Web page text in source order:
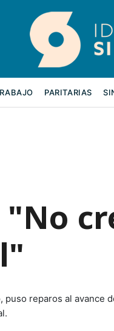
PARITARIAS
reparos al avance